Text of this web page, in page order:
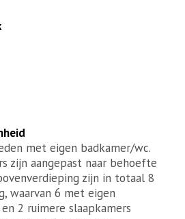
met eigen badkamer/wc.
zijn aangepast naar behoefte
zijn in totaal 8
waarvan 6 met eigen
2 ruimere slaapkamers